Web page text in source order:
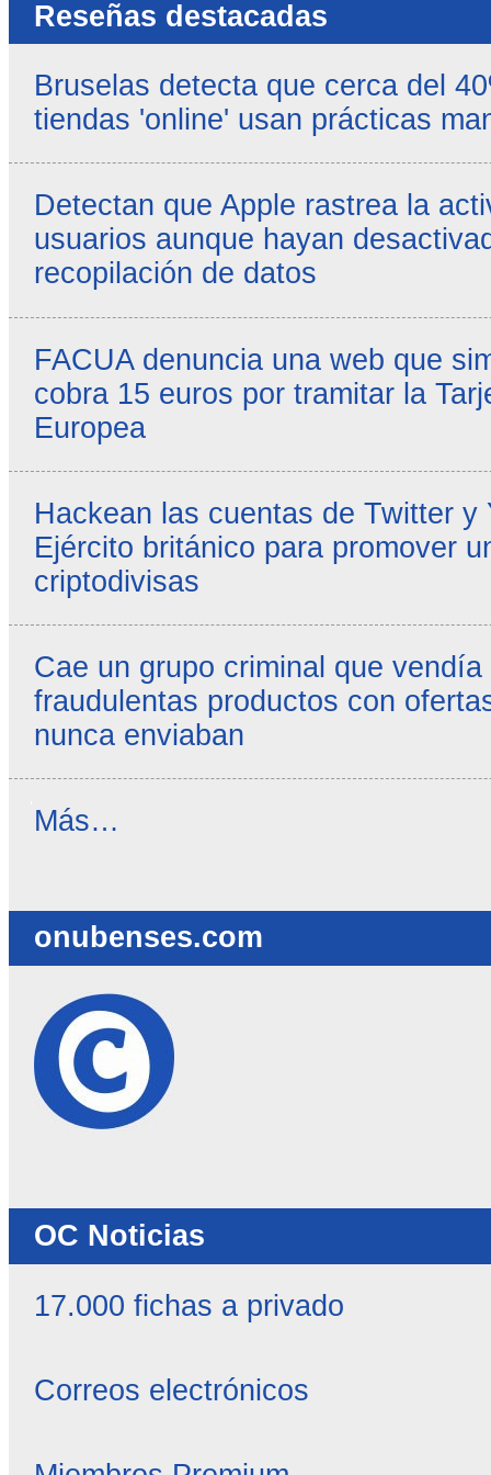
Reseñas destacadas
Bruselas detecta que cerca del
tiendas 'online' usan prácticas
Detectan que Apple rastrea la
usuarios aunque hayan
recopilación de datos
FACUA denuncia una web que
cobra 15 euros por tramitar la
Europea
Hackean las cuentas de Twitter y
Ejército británico para promover
criptodivisas
Cae un grupo criminal que
fraudulentas productos con
nunca enviaban
Reseñas
Más…
onubenses.com
OC Noticias
17.000 fichas a privado
Correos electrónicos